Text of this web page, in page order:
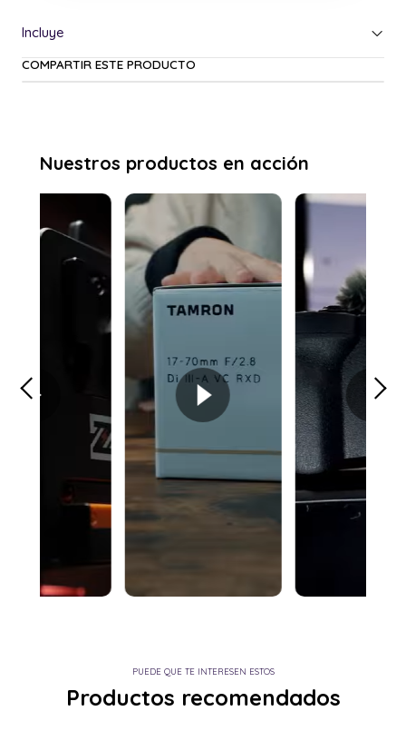
COMPARTIR ESTE PRODUCTO
PUEDE QUE TE INTERESEN ESTOS
Productos recomendados